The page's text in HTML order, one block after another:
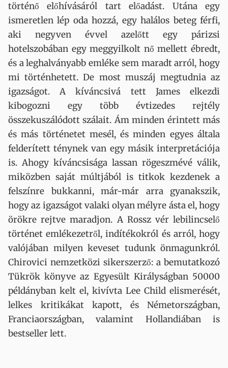
történő előhívásáról tart előadást. Utána egy
ismeretlen lép oda hozzá, egy halálos beteg férfi,
aki negyven évvel azelőtt egy párizsi
hotelszobában egy meggyilkolt nő mellett ébredt,
és a leghalványabb emléke sem maradt arról, hogy
mi történhetett. De most muszáj megtudnia az
igazságot. A kíváncsivá tett James elkezdi
kibogozni egy több évtizedes rejtély
összekuszálódott szálait. Ám minden érintett más
és más történetet mesél, és minden egyes általa
felderített ténynek van egy másik interpretációja
is. Ahogy kíváncsisága lassan rögeszmévé válik,
miközben saját múltjából is titkok kezdenek a
felszínre bukkanni, már-már arra gyanakszik,
hogy az igazságot valaki olyan mélyre ásta el, hogy
örökre rejtve maradjon. A Rossz vér lebilincselő
történet emlékezetről, indítékokról és arról, hogy
valójában milyen keveset tudunk önmagunkról.
Chirovici nemzetközi sikerszerző: a bemutatkozó
Tükrök könyve az Egyesült Királyságban 50000
példányban kelt el, kivívta Lee Child elismerését,
lelkes kritikákat kapott, és Németországban,
Franciaországban, valamint Hollandiában is
bestseller lett.